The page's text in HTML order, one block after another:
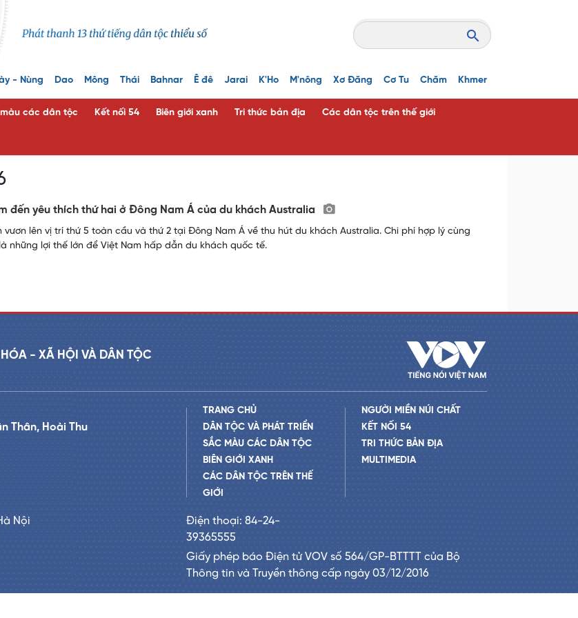
- Nùng Dao Mông Thái Bahnar Ê đê Jarai K'Ho M'nông Xơ Đăng Cơ Tu Chăm Khmer
các dân tộc Kết nối 54 Biên giới xanh Tri thức bản địa Các dân tộc trên thế giới
đến yêu thích thứ hai ở Đông Nam Á của du khách Australia
vươn lên vị trí thứ 5 toàn cầu và thứ 2 tại Đông Nam Á về thu hút du khách Australia. Chi phí hợp lý cùng
những lợi thế lớn để Việt Nam hấp dẫn du khách quốc tế.
- XÃ HỘI VÀ DÂN TỘC
Thân, Hoài Thu
TRANG CHỦ
DÂN TỘC VÀ PHÁT TRIỂN
SẮC MÀU CÁC DÂN TỘC
BIÊN GIỚI XANH
CÁC DÂN TỘC TRÊN THẾ
GIỚI
NGƯỜI MIỀN NÚI CHẤT
KẾT NỐI 54
TRI THỨC BẢN ĐỊA
MULTIMEDIA
Nội
Điện thoại: 84-24-
39365555
Giấy phép báo Điện tử VOV số 564/GP-BTTTT của Bộ
Thông tin và Truyền thông cấp ngày 03/12/2016